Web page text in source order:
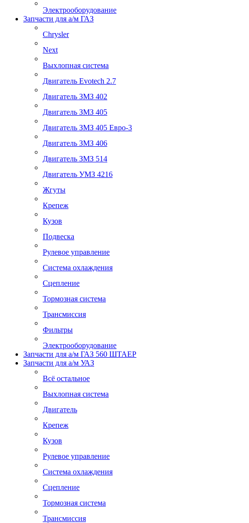
Электрооборудование
Запчасти для а/м ГАЗ
Chrysler
Next
Выхлопная система
Двигатель Evotech 2.7
Двигатель ЗМЗ 402
Двигатель ЗМЗ 405
Двигатель ЗМЗ 405 Евро-3
Двигатель ЗМЗ 406
Двигатель ЗМЗ 514
Двигатель УМЗ 4216
Жгуты
Крепеж
Кузов
Подвеска
Рулевое управление
Система охлаждения
Сцепление
Тормозная система
Трансмиссия
Фильтры
Электрооборудование
Запчасти для а/м ГАЗ 560 ШТАЕР
Запчасти для а/м УАЗ
Всё остальное
Выхлопная система
Двигатель
Крепеж
Кузов
Рулевое управление
Система охлаждения
Сцепление
Тормозная система
Трансмиссия